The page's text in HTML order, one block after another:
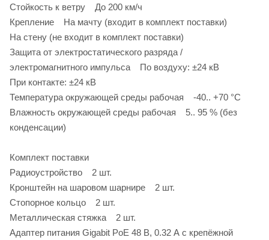
Стойкость к ветру До 200 км/ч
Крепление На мачту (входит в комплект поставки)
На стену (не входит в комплект поставки)
Защита от электростатического разряда /
электромагнитного импульса По воздуху: ±24 кВ
При контакте: ±24 кВ
Температура окружающей среды рабочая -40.. +70 °C
Влажность окружающей среды рабочая 5.. 95 % (без
конденсации)
Комплект поставки
Радиоустройство 2 шт.
Кронштейн на шаровом шарнире 2 шт.
Стопорное кольцо 2 шт.
Металлическая стяжка 2 шт.
Адаптер питания Gigabit PoE 48 В, 0.32 А с крепёжной